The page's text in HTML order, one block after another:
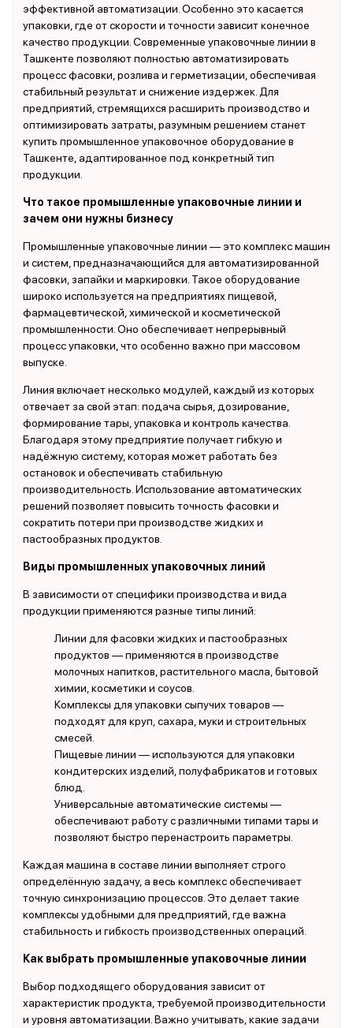
эффективной автоматизации. Особенно это касается
упаковки, где от скорости и точности зависит конечное
качество продукции. Современные упаковочные линии в
Ташкенте позволяют полностью автоматизировать
процесс фасовки, розлива и герметизации, обеспечивая
стабильный результат и снижение издержек. Для
предприятий, стремящихся расширить производство и
оптимизировать затраты, разумным решением станет
купить промышленное упаковочное оборудование в
Ташкенте, адаптированное под конкретный тип
продукции.
Что такое промышленные упаковочные линии и
зачем они нужны бизнесу
Промышленные упаковочные линии — это комплекс машин
и систем, предназначающийся для автоматизированной
фасовки, запайки и маркировки. Такое оборудование
широко используется на предприятиях пищевой,
фармацевтической, химической и косметической
промышленности. Оно обеспечивает непрерывный
процесс упаковки, что особенно важно при массовом
выпуске.
Линия включает несколько модулей, каждый из которых
отвечает за свой этап: подача сырья, дозирование,
формирование тары, упаковка и контроль качества.
Благодаря этому предприятие получает гибкую и
надёжную систему, которая может работать без
остановок и обеспечивать стабильную
производительность. Использование автоматических
решений позволяет повысить точность фасовки и
сократить потери при производстве жидких и
пастообразных продуктов.
Виды промышленных упаковочных линий
В зависимости от специфики производства и вида
продукции применяются разные типы линий:
Линии для фасовки жидких и пастообразных
продуктов — применяются в производстве
молочных напитков, растительного масла, бытовой
химии, косметики и соусов.
Комплексы для упаковки сыпучих товаров —
подходят для круп, сахара, муки и строительных
смесей.
Пищевые линии — используются для упаковки
кондитерских изделий, полуфабрикатов и готовых
блюд.
Универсальные автоматические системы —
обеспечивают работу с различными типами тары и
позволяют быстро перенастроить параметры.
Каждая машина в составе линии выполняет строго
определённую задачу, а весь комплекс обеспечивает
точную синхронизацию процессов. Это делает такие
комплексы удобными для предприятий, где важна
стабильность и гибкость производственных операций.
Как выбрать промышленные упаковочные линии
Выбор подходящего оборудования зависит от
характеристик продукта, требуемой производительности
и уровня автоматизации. Важно учитывать, какие задачи